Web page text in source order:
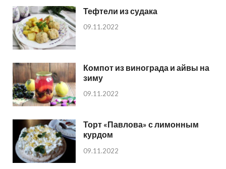
Тефтели из судака
09.11.2022
Компот из винограда и айвы на
зиму
09.11.2022
Торт «Павлова» с лимонным
курдом
09.11.2022